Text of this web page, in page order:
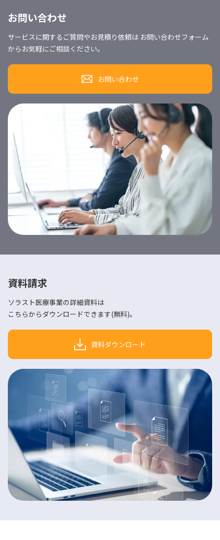
お問い合わせ
サービスに関するご質問やお見積り依頼は お問い合わせフォーム
からお気軽にご相談ください。
お問い合わせ
資料請求
ソラスト医療事業の詳細資料は
こちらからダウンロードできます(無料)。
資料ダウンロード